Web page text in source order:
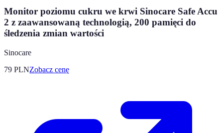
Monitor poziomu cukru we krwi Sinocare Safe Accu
2 z zaawansowaną technologią, 200 pamięci do
śledzenia zmian wartości
Sinocare
79 PLNZobacz cenę